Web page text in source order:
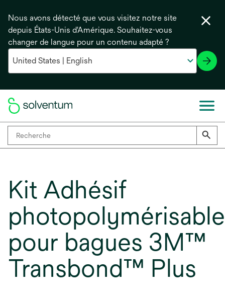
Nous avons détecté que vous visitez notre site
depuis États-Unis d'Amérique. Souhaitez-vous
changer de langue pour un contenu adapté ?
Kit Adhésif
photopolymérisable
pour bagues 3M™
Transbond™ Plus